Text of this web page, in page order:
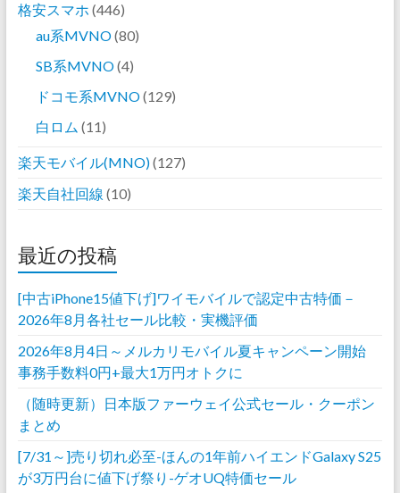
格安スマホ (446)
au系MVNO(80)
SB系MVNO(4)
ドコモ系MVNO(129)
白ロム (11)
楽天モバイル(MNO)(127)
楽天自社回線 (10)
最近の投稿
[中古iPhone15値下げ]ワイモバイルで認定中古特価－
2026年8月各社セール比較・実機評価
2026年8月4日～メルカリモバイル夏キャンペーン開始
事務手数料0円+最大1万円オトクに
（随時更新）日本版ファーウェイ公式セール・クーポン
まとめ
[7/31～]売り切れ必至-ほんの1年前ハイエンドGalaxy S25
が3万円台に値下げ祭り-ゲオUQ特価セール